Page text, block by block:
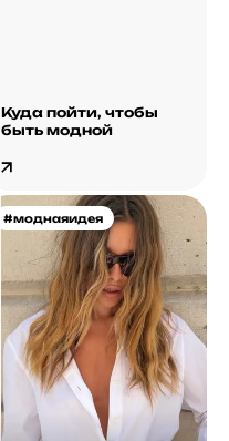
Куда пойти, чтобы
быть модной
#моднаяидея